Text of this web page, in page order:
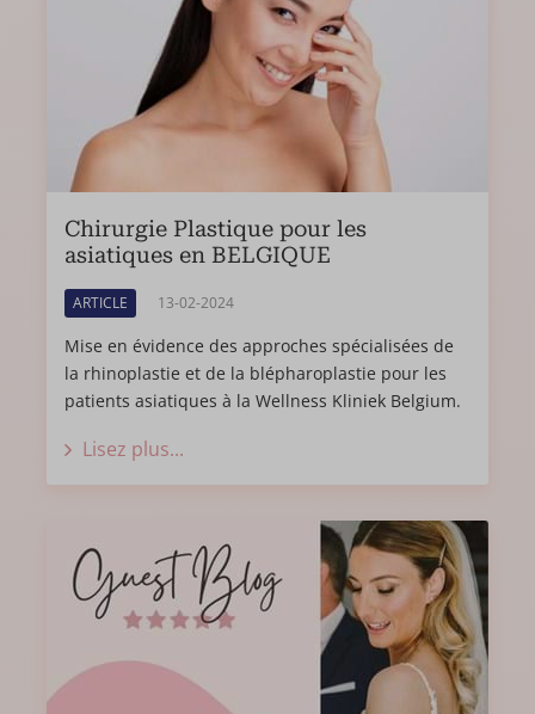
Chirurgie Plastique pour les
asiatiques en BELGIQUE
ARTICLE 13-02-2024
Mise en évidence des approches spécialisées de
la rhinoplastie et de la blépharoplastie pour les
patients asiatiques à la Wellness Kliniek Belgium.
Lisez plus...